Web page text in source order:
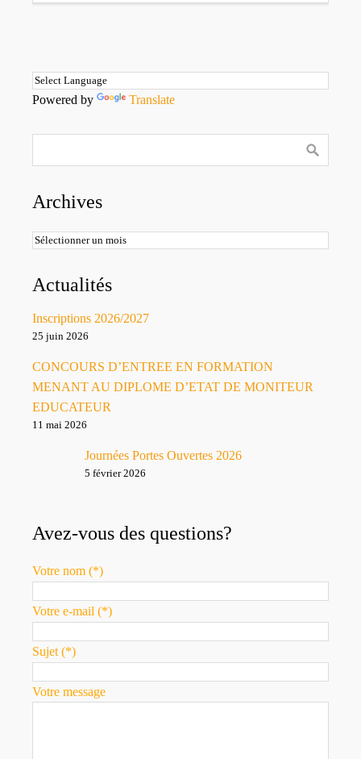
Powered by Translate
Archives
Archives
Actualités
Inscriptions 2026/2027
25 juin 2026
CONCOURS D’ENTREE EN FORMATION
MENANT AU DIPLOME D’ETAT DE MONITEUR
EDUCATEUR
11 mai 2026
Journées Portes Ouvertes 2026
5 février 2026
Avez-vous des questions?
Votre nom (*)
Votre e-mail (*)
Sujet (*)
Votre message